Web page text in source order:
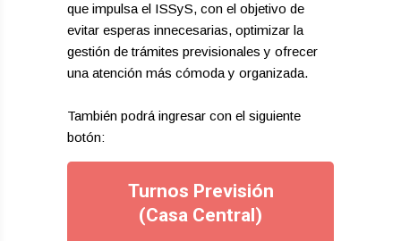
que impulsa el ISSyS, con el objetivo de
evitar esperas innecesarias, optimizar la
gestión de trámites previsionales y ofrecer
una atención más cómoda y organizada.
También podrá ingresar con el siguiente
botón:
Turnos Previsión
(Casa Central)